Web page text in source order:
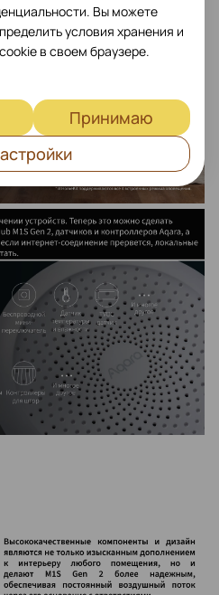
Вы можете
условия хранения и
в своем браузере.
Принимаю